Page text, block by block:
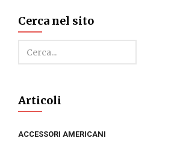
Cerca nel sito
Cerca
Articoli
ACCESSORI AMERICANI